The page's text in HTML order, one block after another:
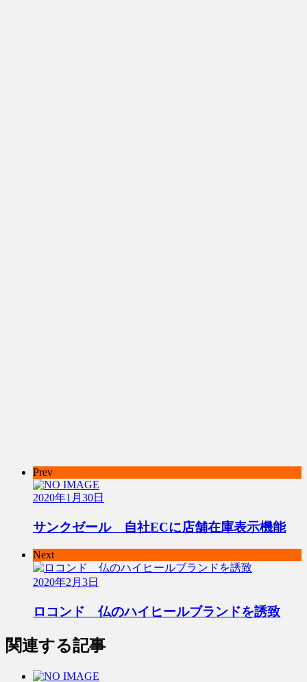
Prev
2020年1月30日
サンクゼール 自社ECに店舗在庫表示機能
Next
2020年2月3日
ロコンド 仏のハイヒールブランドを誘致
関連する記事